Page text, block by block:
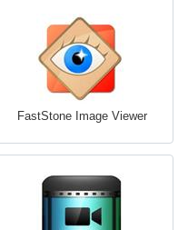
FastStone Image Viewer